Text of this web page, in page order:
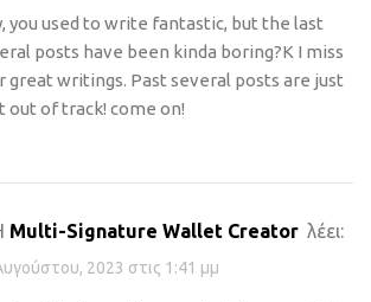
you used to write fantastic, but the last
posts have been kinda boring?K I miss
great writings. Past several posts are just
out of track! come on!
Multi-Signature Wallet Creator λέει:
2023 στις 1:41 μμ